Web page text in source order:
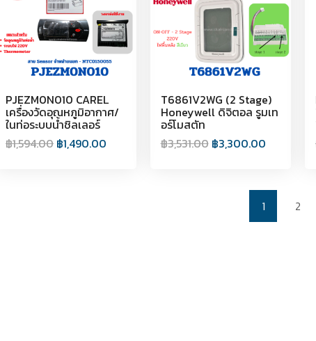
PJEZM0N010 CAREL
เครื่องวัดอุณหภูมิอากาศ/
ในท่อระบบน้ำชิลเลอร์
฿1,594.00 ฿1,490.00
T6861V2WG (2 Stage)
Honeywell ดิจิตอล รูมเท
อร์โมสตัท
฿3,531.00 ฿3,300.00
1 2